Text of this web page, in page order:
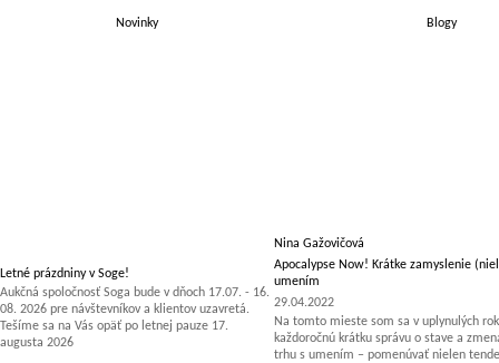
Novinky Blogy
Letné prázdniny v Soge!
Aukčná spoločnosť Soga bude v dňoch 17.07. - 16.
08. 2026 pre návštevníkov a klientov uzavretá.
Tešíme sa na Vás opäť po letnej pauze 17.
augusta 2026
Nina Gažovičová
Apocalypse Now! Krátke zamyslenie
umením
29.04.2022
Na tomto mieste som sa v uplynulých
každoročnú krátku správu o stave a
trhu s umením – pomenúvať nielen